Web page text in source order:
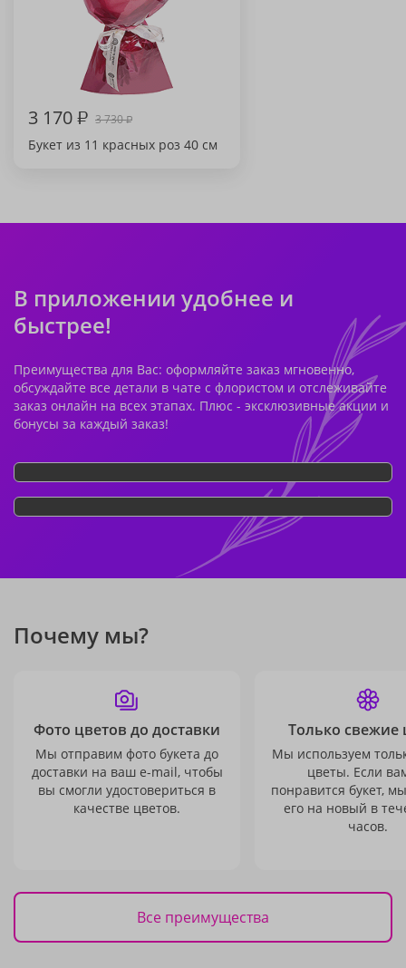
3 170₽ 3 730₽
Букет из 11 красных роз 40 см
В приложении удобнее и
быстрее!
Преимущества для Вас: оформляйте заказ мгновенно,
обсуждайте все детали в чате с флористом и отслеживайте
заказ онлайн на всех этапах. Плюс - эксклюзивные акции и
бонусы за каждый заказ!
Почему мы?
Фото цветов до доставки
Мы отправим фото букета до
доставки на ваш e-mail, чтобы
вы смогли удостовериться в
качестве цветов.
Только свежие
Мы используем
цветы. Если
понравится букет,
его на новый в
часов.
Все преимущества